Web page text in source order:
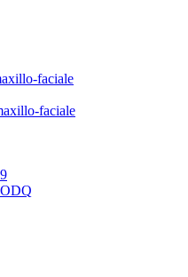
faciale
faciale